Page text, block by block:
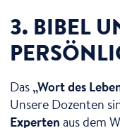
3. BIBEL
Das„Wort des
Unsere Dozenten
Expertenaus dem